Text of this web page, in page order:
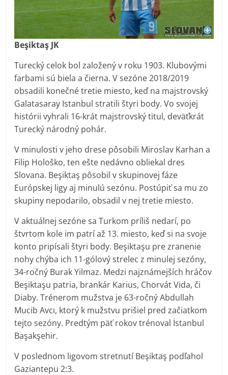
Beşiktaş JK
Turecký celok bol založený v roku 1903. Klubovými
farbami sú biela a čierna. V sezóne 2018/2019
obsadili konečné tretie miesto, keď na majstrovský
Galatasaray Istanbul stratili štyri body. Vo svojej
histórii vyhrali 16-krát majstrovský titul, deväťkrát
Turecký národný pohár.
V minulosti v jeho drese pôsobili Miroslav Karhan a
Filip Hološko, ten ešte nedávno obliekal dres
Slovana. Beşiktaş pôsobil v skupinovej fáze
Európskej ligy aj minulú sezónu. Postúpiť sa mu zo
skupiny nepodarilo, obsadil v nej tretie miesto.
V aktuálnej sezóne sa Turkom príliš nedarí, po
štvrtom kole im patrí až 13. miesto, keď si na svoje
konto pripísali štyri body. Beşiktaşu pre zranenie
nohy chýba ich 11-gólový strelec z minulej sezóny,
34-ročný Burak Yilmaz. Medzi najznámejších hráčov
Beşiktaşu patria, brankár Karius, Chorvát Vida, či
Diaby. Trénerom mužstva je 63-ročný Abdullah
Mucib Avcı, ktorý k mužstvu prišiel pred začiatkom
tejto sezóny. Predtým päť rokov trénoval İstanbul
Başakşehir.
V poslednom ligovom stretnutí Beşiktaş podľahol
Gaziantepu 2:3.